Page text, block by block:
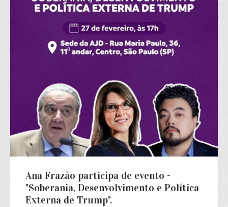
Ana Frazão participa de evento -
"Soberania, Desenvolvimento e Política
Externa de Trump".